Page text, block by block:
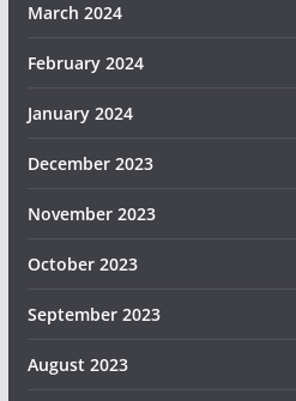
March 2024
February 2024
January 2024
December 2023
November 2023
October 2023
September 2023
August 2023